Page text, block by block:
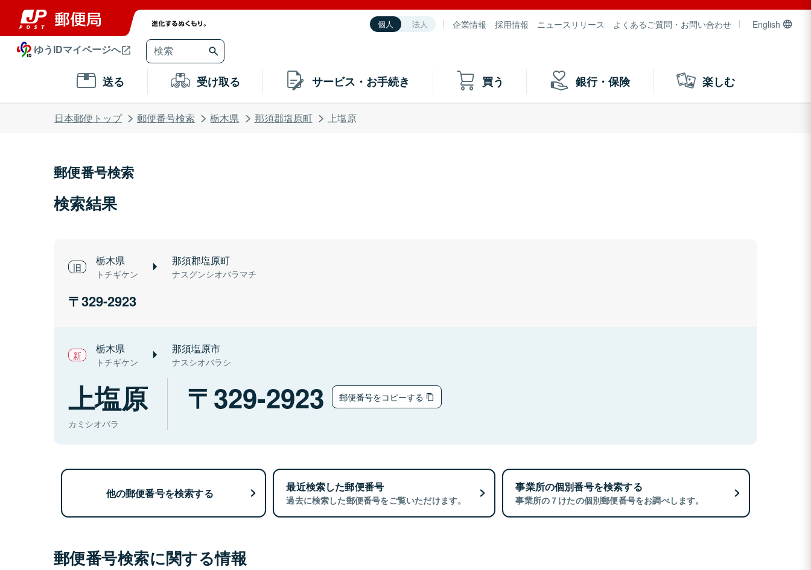
個人 法人 企業情報 採用情報 ニュースリリース よくあるご質問・お問い合わせ English
ゆうIDマイページへ
送る 受け取る サービス・お手続き 買う 銀行・保険 楽しむ
日本郵便トップ 郵便番号検索 栃木県 那須郡塩原町 上塩原
郵便番号検索
検索結果
栃木県
トチギケン
那須郡塩原町
ナスグンシオバラマチ
329-2923
栃木県
トチギケン
那須塩原市
ナスシオバラシ
上塩原
カミシオバラ
329-2923 郵便番号をコピーする
他の郵便番号を検索する 最近検索した郵便番号
過去に検索した郵便番号をご覧いただけます。
事業所の個別番号を検索する
事業所の７けたの個別郵便番号をお調べします。
郵便番号検索に関する情報